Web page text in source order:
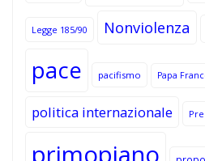
Legge 185/90 Nonviolenza
pace pacifismo Papa
politica internazionale
primopiano